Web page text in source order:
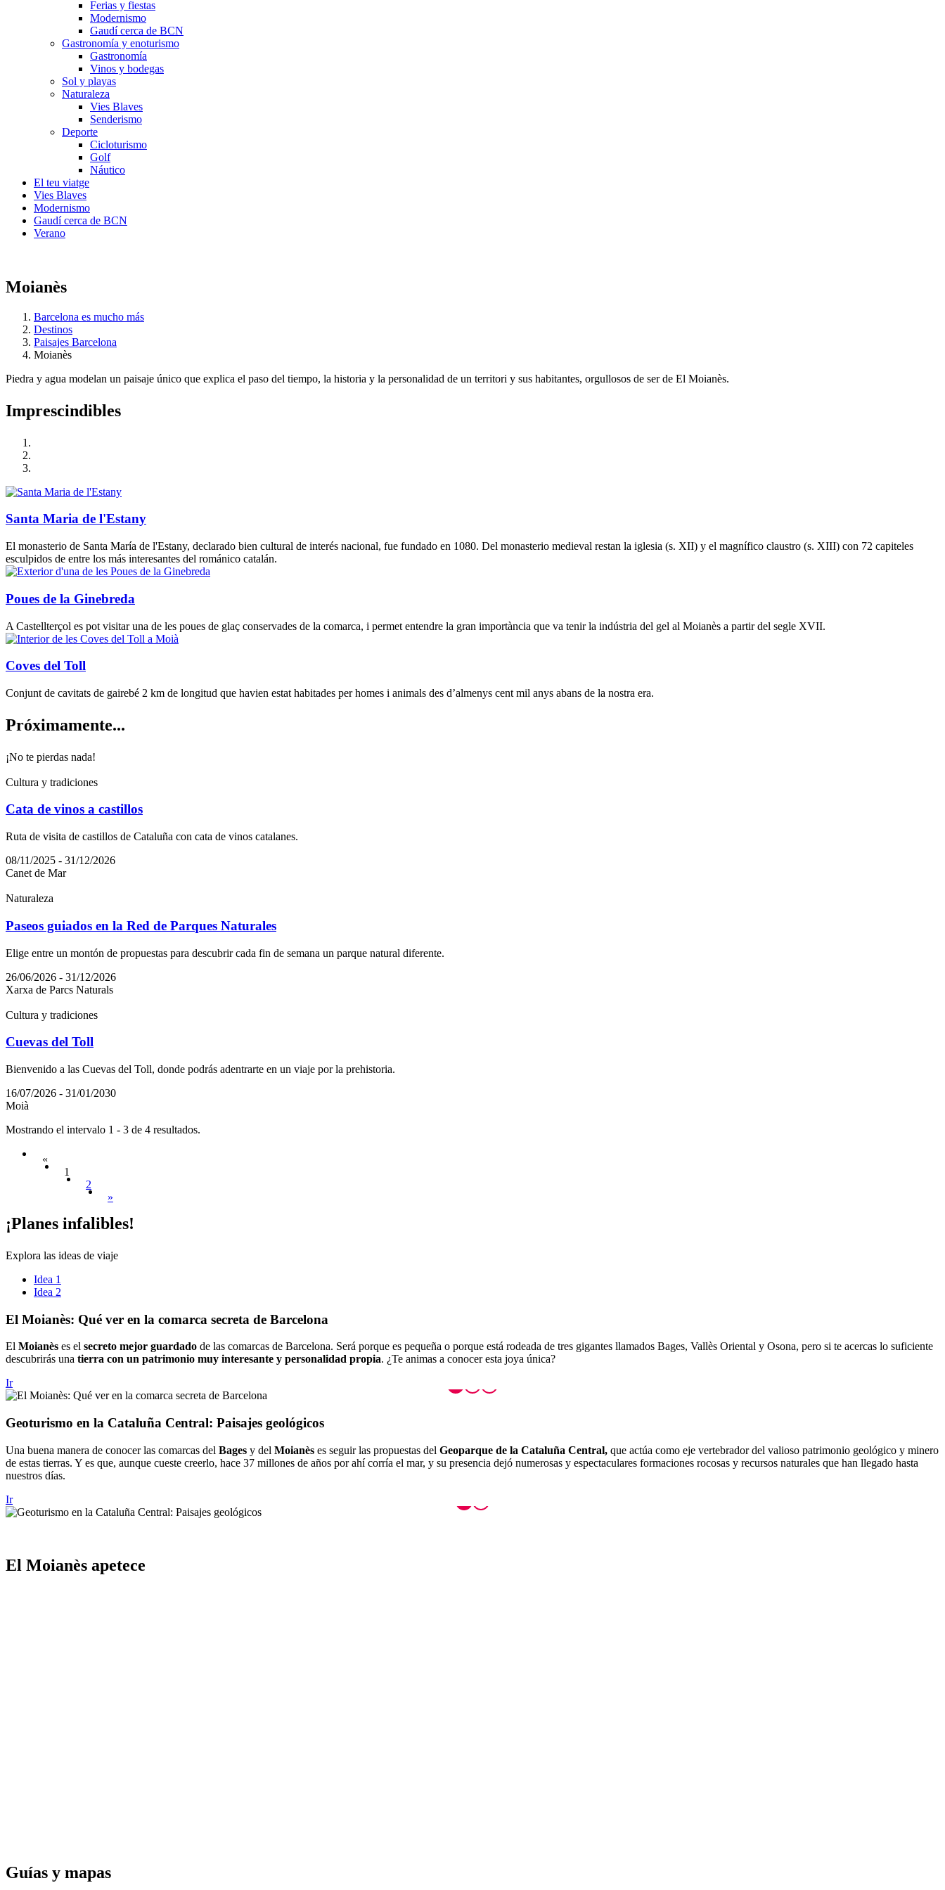
Ferias y fiestas
Modernismo
Gaudí cerca de BCN
Gastronomía y enoturismo
Gastronomía
Vinos y bodegas
Sol y playas
Naturaleza
Vies Blaves
Senderismo
Deporte
Cicloturismo
Golf
Náutico
El teu viatge
Vies Blaves
Modernismo
Gaudí cerca de BCN
Verano
Moianès
Barcelona es mucho más
Destinos
Paisajes Barcelona
Moianès
Piedra y agua modelan un paisaje único que explica el paso del tiempo, la historia y la personalidad de un territori y sus habitantes, orgullosos de ser de El Moianès.
Imprescindibles
Santa Maria de l'Estany
El monasterio de Santa María de l'Estany, declarado bien cultural de interés nacional, fue fundado en 1080. Del monasterio medieval restan la iglesia (s. XII) y el magnífico claustro (s. XIII) con 72 capiteles
esculpidos de entre los más interesantes del románico catalán.
Poues de la Ginebreda
A Castellterçol es pot visitar una de les poues de glaç conservades de la comarca, i permet entendre la gran importància que va tenir la indústria del gel al Moianès a partir del segle XVII.
Coves del Toll
Conjunt de cavitats de gairebé 2 km de longitud que havien estat habitades per homes i animals des d’almenys cent mil anys abans de la nostra era.
Próximamente...
¡No te pierdas nada!
Cultura y tradiciones
Cata de vinos a castillos
Ruta de visita de castillos de Cataluña con cata de vinos catalanes.
08/11/2025 - 31/12/2026
Canet de Mar
Naturaleza
Paseos guiados en la Red de Parques Naturales
Elige entre un montón de propuestas para descubrir cada fin de semana un parque natural diferente.
26/06/2026 - 31/12/2026
Xarxa de Parcs Naturals
Cultura y tradiciones
Cuevas del Toll
Bienvenido a las Cuevas del Toll, donde podrás adentrarte en un viaje por la prehistoria.
16/07/2026 - 31/01/2030
Moià
Mostrando el intervalo 1 - 3 de 4 resultados.
«
1
2
»
¡Planes infalibles!
Explora las ideas de viaje
Idea 1
Idea 2
El Moianès: Qué ver en la comarca secreta de Barcelona
El Moianès es el secreto mejor guardado de las comarcas de Barcelona. Será porque es pequeña o porque está rodeada de tres gigantes llamados Bages, Vallès Oriental y Osona, pero si te acercas lo suficiente
descubrirás una tierra con un patrimonio muy interesante y personalidad propia. ¿Te animas a conocer esta joya única?
Ir
Geoturismo en la Cataluña Central: Paisajes geológicos
Una buena manera de conocer las comarcas del Bages y del Moianès es seguir las propuestas del Geoparque de la Cataluña Central, que actúa como eje vertebrador del valioso patrimonio geológico y minero
de estas tierras. Y es que, aunque cueste creerlo, hace 37 millones de años por ahí corría el mar, y su presencia dejó numerosas y espectaculares formaciones rocosas y recursos naturales que han llegado hasta
nuestros días.
Ir
El Moianès apetece
Guías y mapas